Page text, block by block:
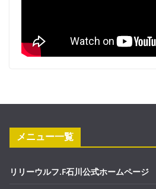
メニュー一覧
リリーウルフ.F石川公式ホームページ